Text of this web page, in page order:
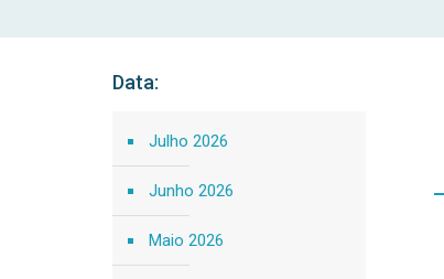
Data:
Julho 2026
Junho 2026
Maio 2026